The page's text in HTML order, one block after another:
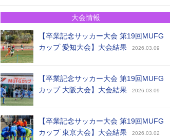
大会情報
【卒業記念サッカー大会 第19回MUFG
カップ 愛知大会】大会結果
2026.03.09
【卒業記念サッカー大会 第19回MUFG
カップ 大阪大会】大会結果
2026.03.09
【卒業記念サッカー大会 第19回MUFG
カップ 東京大会】大会結果
2026.03.02